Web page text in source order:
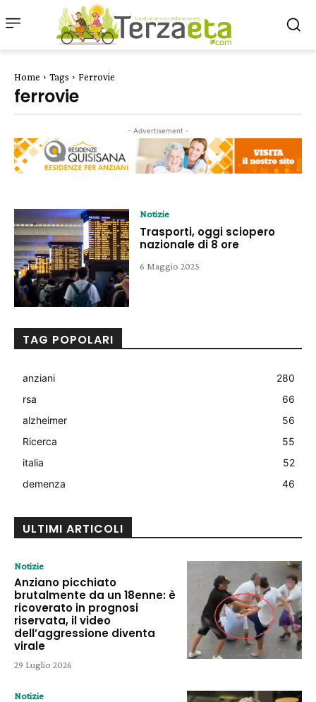
Home Tags Ferrovie
ferrovie
- Advertisement -
Notizie
Trasporti, oggi sciopero
nazionale di 8 ore
6 Maggio 2025
TAG POPOLARI
anziani
280
rsa
66
alzheimer
56
Ricerca
55
italia
52
demenza
46
ULTIMI ARTICOLI
Notizie
Anziano picchiato
brutalmente da un 18enne: è
ricoverato in prognosi
riservata, il video
dell’aggressione diventa
virale
29 Luglio 2026
Notizie